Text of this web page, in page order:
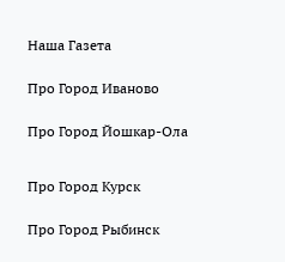
Наша Газета
Про Город Иваново
Про Город Йошкар-Ола
Про Город Курск
Про Город Рыбинск